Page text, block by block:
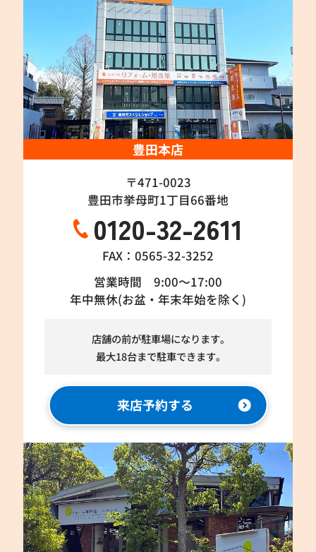
豊田本店
〒471-0023
豊田市挙母町1丁目66番地
0120-32-2611
FAX：0565-32-3252
営業時間 9:00～17:00
年中無休(お盆・年末年始を除く)
店舗の前が駐車場になります。
最大18台まで駐車できます。
来店予約する